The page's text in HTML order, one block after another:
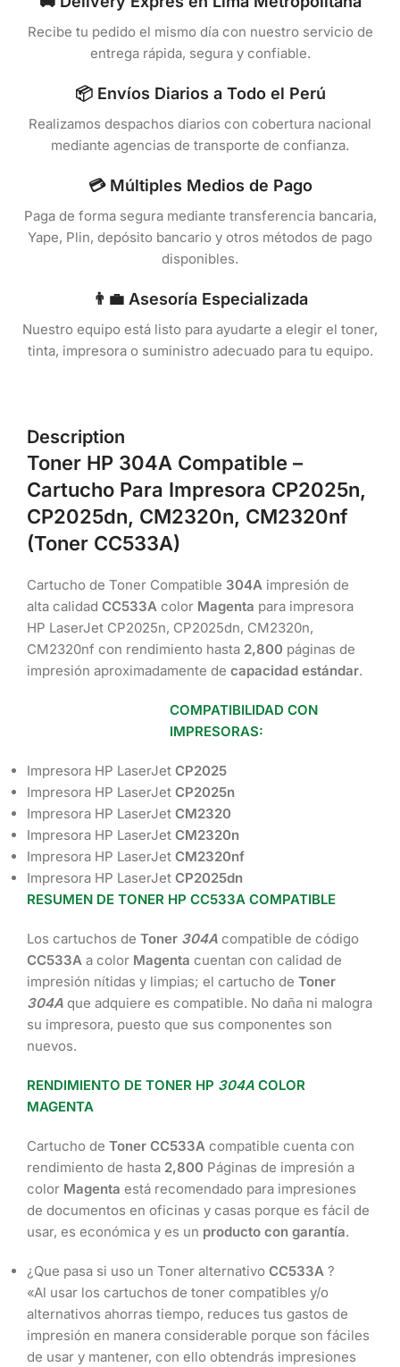
Recibe tu pedido el mismo día con nuestro servicio de
entrega rápida, segura y confiable.
📦 Envíos Diarios a Todo el Perú
Realizamos despachos diarios con cobertura nacional
mediante agencias de transporte de confianza.
💳 Múltiples Medios de Pago
Paga de forma segura mediante transferencia bancaria,
Yape, Plin, depósito bancario y otros métodos de pago
disponibles.
👨‍💼 Asesoría Especializada
Nuestro equipo está listo para ayudarte a elegir el toner,
tinta, impresora o suministro adecuado para tu equipo.
Description
Toner HP 304A Compatible –
Cartucho Para Impresora CP2025n,
CP2025dn, CM2320n, CM2320nf
(Toner CC533A)
Cartucho de Toner Compatible 304A impresión de
alta calidad CC533A color Magenta para impresora
HP LaserJet CP2025n, CP2025dn, CM2320n,
CM2320nf con rendimiento hasta 2,800 páginas de
impresión aproximadamente de capacidad estándar.
COMPATIBILIDAD CON
IMPRESORAS:
Impresora HP LaserJet CP2025
Impresora HP LaserJet CP2025n
Impresora HP LaserJet CM2320
Impresora HP LaserJet CM2320n
Impresora HP LaserJet CM2320nf
Impresora HP LaserJet CP2025dn
RESUMEN DE TONER HP CC533A COMPATIBLE
Los cartuchos de Toner 304A compatible de código
CC533A a color Magenta cuentan con calidad de
impresión nítidas y limpias; el cartucho de Toner
304A que adquiere es compatible. No daña ni malogra
su impresora, puesto que sus componentes son
nuevos.
RENDIMIENTO DE TONER HP 304A COLOR
MAGENTA
Cartucho de Toner CC533A compatible cuenta con
rendimiento de hasta 2,800 Páginas de impresión a
color Magenta está recomendado para impresiones
de documentos en oficinas y casas porque es fácil de
usar, es económica y es un producto con garantía.
¿Que pasa si uso un Toner alternativo CC533A ?
«Al usar los cartuchos de toner compatibles y/o
alternativos ahorras tiempo, reduces tus gastos de
impresión en manera considerable porque son fáciles
de usar y mantener, con ello obtendrás impresiones